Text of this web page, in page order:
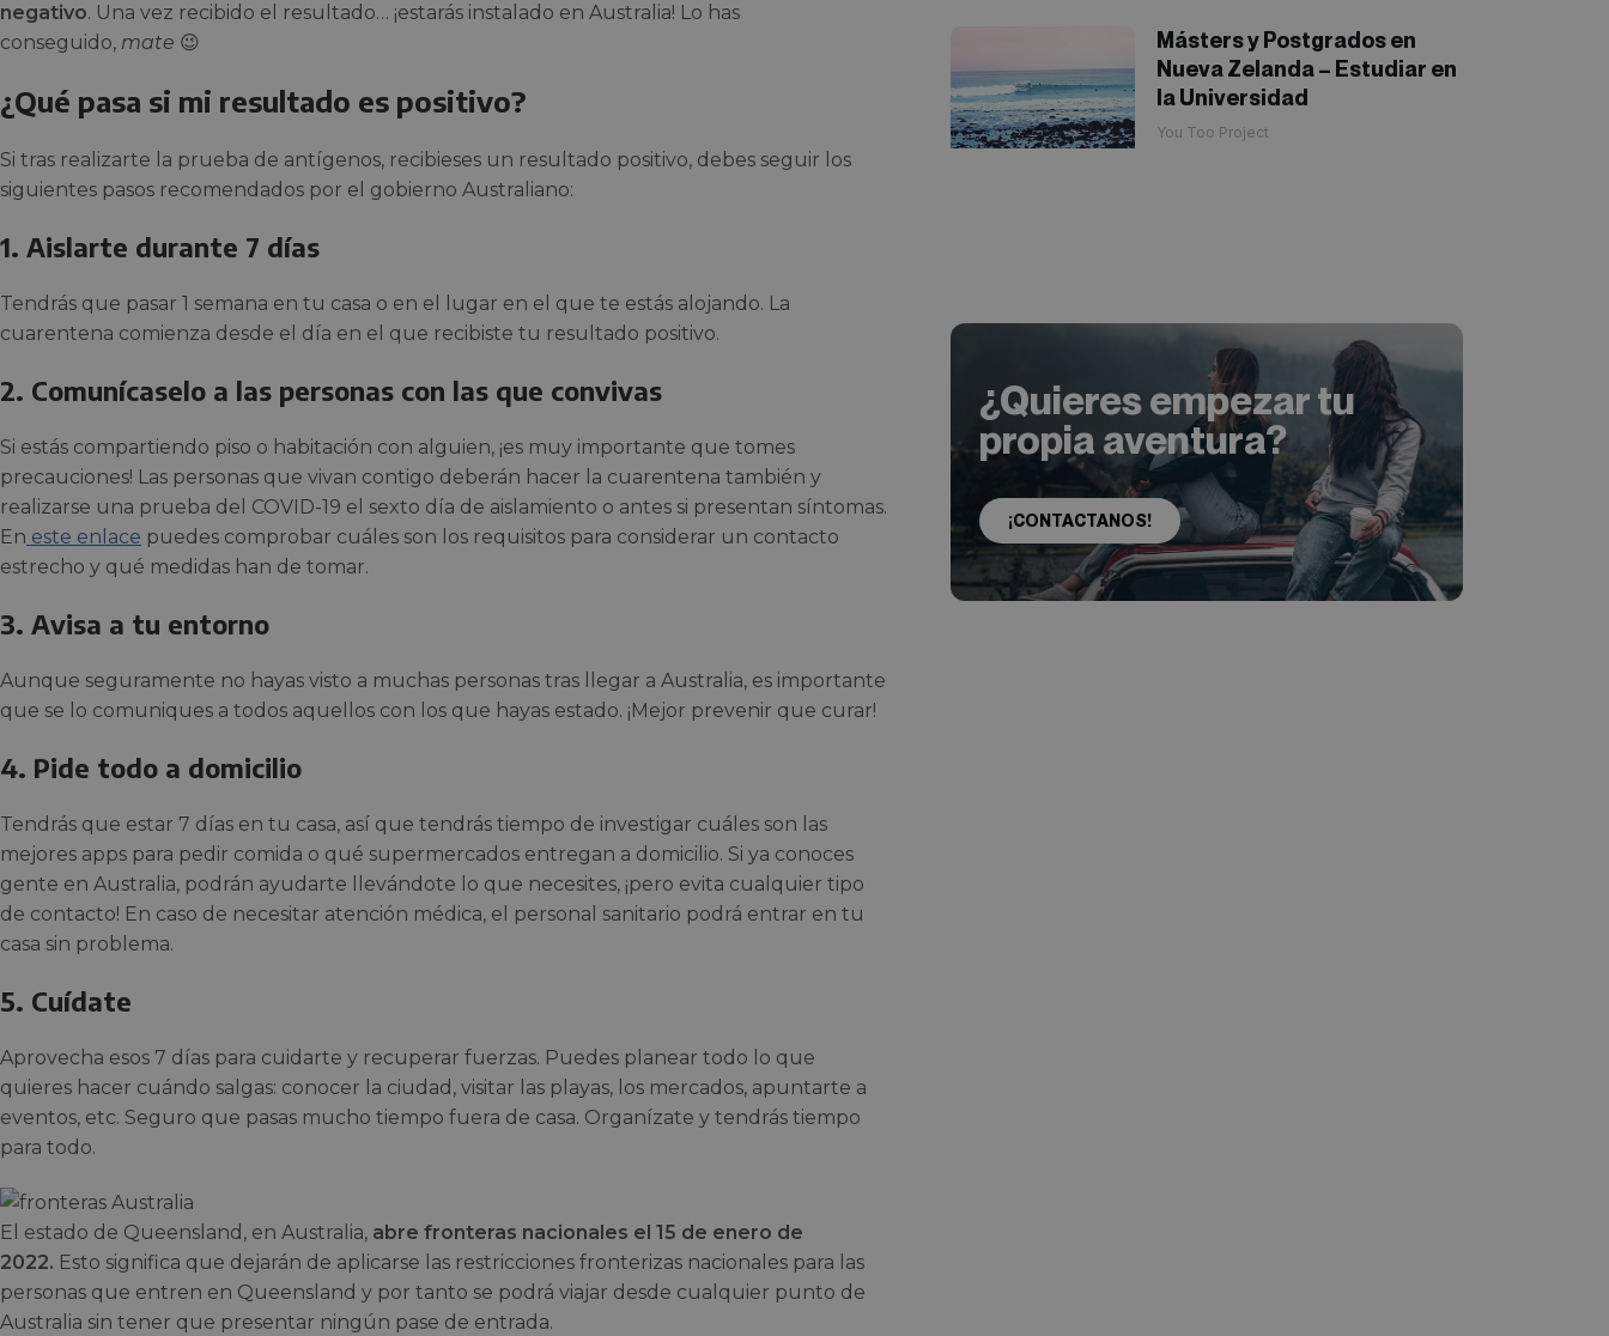
negativo. Una vez recibido el resultado… ¡estarás instalado en Australia! Lo has
conseguido, mate 😉
¿Qué pasa si mi resultado es positivo?
Si tras realizarte la prueba de antígenos, recibieses un resultado positivo, debes seguir los
siguientes pasos recomendados por el gobierno Australiano:
1. Aislarte durante 7 días
Tendrás que pasar 1 semana en tu casa o en el lugar en el que te estás alojando. La
cuarentena comienza desde el día en el que recibiste tu resultado positivo.
2. Comunícaselo a las personas con las que convivas
Si estás compartiendo piso o habitación con alguien, ¡es muy importante que tomes
precauciones! Las personas que vivan contigo deberán hacer la cuarentena también y
realizarse una prueba del COVID-19 el sexto día de aislamiento o antes si presentan síntomas.
En este enlace puedes comprobar cuáles son los requisitos para considerar un contacto
estrecho y qué medidas han de tomar.
3. Avisa a tu entorno
Aunque seguramente no hayas visto a muchas personas tras llegar a Australia, es importante
que se lo comuniques a todos aquellos con los que hayas estado. ¡Mejor prevenir que curar!
4. Pide todo a domicilio
Tendrás que estar 7 días en tu casa, así que tendrás tiempo de investigar cuáles son las
mejores apps para pedir comida o qué supermercados entregan a domicilio. Si ya conoces
gente en Australia, podrán ayudarte llevándote lo que necesites, ¡pero evita cualquier tipo
de contacto! En caso de necesitar atención médica, el personal sanitario podrá entrar en tu
casa sin problema.
5. Cuídate
Aprovecha esos 7 días para cuidarte y recuperar fuerzas. Puedes planear todo lo que
quieres hacer cuándo salgas: conocer la ciudad, visitar las playas, los mercados, apuntarte a
eventos, etc. Seguro que pasas mucho tiempo fuera de casa. Organízate y tendrás tiempo
para todo.
El estado de Queensland, en Australia, abre fronteras nacionales el 15 de enero de
2022. Esto significa que dejarán de aplicarse las restricciones fronterizas nacionales para las
personas que entren en Queensland y por tanto se podrá viajar desde cualquier punto de
Australia sin tener que presentar ningún pase de entrada.
Másters y Postgrados en
Nueva Zelanda – Estudiar en
la Universidad
You Too Project
¿Quieres empezar tu
propia aventura?
¡CONTACTANOS!